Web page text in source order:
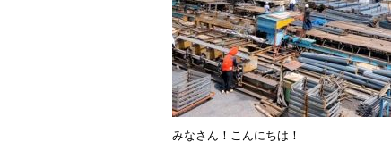
みなさん！こんにちは！